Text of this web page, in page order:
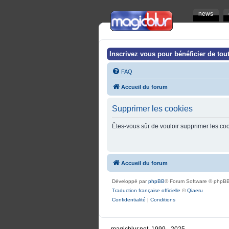
news
Inscrivez vous pour bénéficier de
FAQ
Accueil du forum
Supprimer les cookies
Êtes-vous sûr de vouloir supprimer les
Accueil du forum
Développé parphpBB® Forum Software ©
Traduction française officielle ©Qiaeru
Confidentialité | Conditions